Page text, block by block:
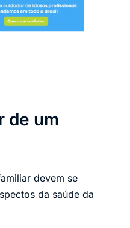
de um
devem se
da saúde da